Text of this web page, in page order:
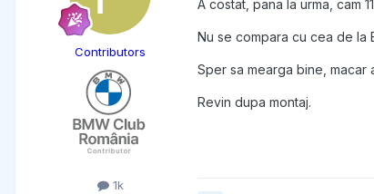
Contributors
1k
A costat, pana la urma, cam
Nu se compara cu cea de la
Sper sa mearga bine, macar
Revin dupa montaj.